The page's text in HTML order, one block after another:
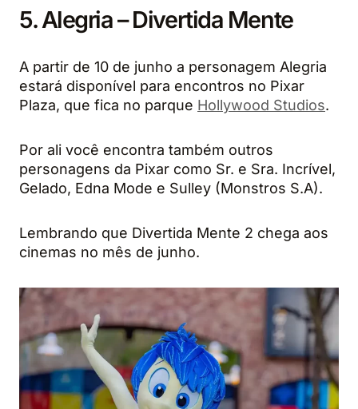
5. Alegria – Divertida Mente
A partir de 10 de junho a personagem Alegria
estará disponível para encontros no Pixar
Plaza, que fica no parque Hollywood Studios.
Por ali você encontra também outros
personagens da Pixar como Sr. e Sra. Incrível,
Gelado, Edna Mode e Sulley (Monstros S.A).
Lembrando que Divertida Mente 2 chega aos
cinemas no mês de junho.